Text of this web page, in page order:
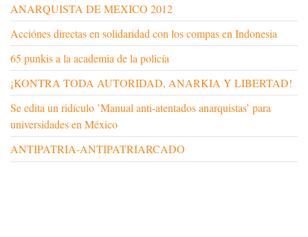
ANARQUISTA DE MEXICO 2012
Acciónes directas en solidaridad con los compas en Indonesia
65 punkis a la academia de la policía
¡KONTRA TODA AUTORIDAD, ANARKIA Y LIBERTAD!
Se edita un ridículo ’Manual anti-atentados anarquistas’ para
universidades en México
ANTIPATRIA-ANTIPATRIARCADO